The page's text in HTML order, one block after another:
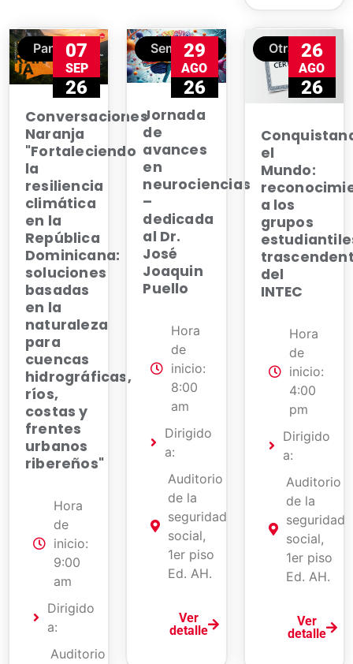
Panel 07
SEP
26
Conversaciones
Naranja
"Fortaleciendo
la
resiliencia
climática
en la
República
Dominicana:
soluciones
basadas
en la
naturaleza
para
cuencas
hidrográficas,
ríos,
costas y
frentes
urbanos
ribereños"
Hora
de
inicio:
9:00
am
Dirigido
a:
Auditorio
Seminario
29
AGO
26
Jornada
de
avances
en
neurociencias
–
dedicada
al Dr.
José
Joaquin
Puello
Hora
de
inicio:
8:00
am
Dirigido
a:
Auditorio
de la
seguridad
social,
1er piso
Ed. AH.
Ver
detalle
Otras26
AGO
26
el
Mundo:
a los
grupos
del
INTEC
Hora
de
inicio:
4:00
pm
Dirigido
a:
Auditorio
de la
seguridad
social,
1er piso
Ed. AH.
Ver
detalle